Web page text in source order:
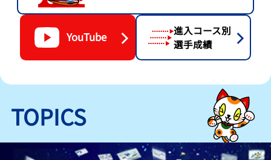
YouTube
進入コース別
選手成績
TOPICS